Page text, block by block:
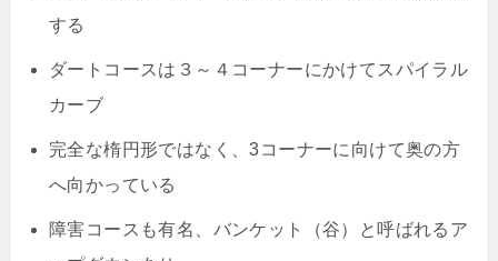
する
ダートコースは３～４コーナーにかけてスパイラル
カーブ
完全な楕円形ではなく、3コーナーに向けて奥の方
へ向かっている
障害コースも有名、バンケット（谷）と呼ばれるア